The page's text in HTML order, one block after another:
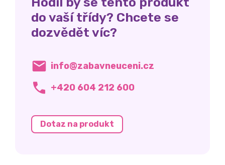
do vaší třídy? Chcete se
dozvědět víc?
info@zabavneuceni.cz
+420 604 212 600
Dotaz na produkt